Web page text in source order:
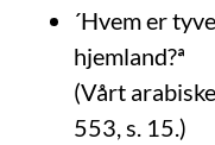
´Hvem er
hjemland?ª
(Vårt
553, s. 15.)